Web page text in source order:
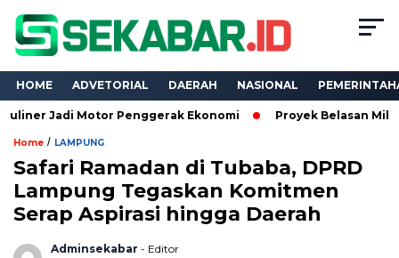
HOME ADVETORIAL DAERAH NASIONAL
Motor Penggerak Ekonomi Proyek Belasan Miliar Dinas
Home / LAMPUNG
Safari Ramadan di Tubaba, DPRD
Lampung Tegaskan Komitmen
Serap Aspirasi hingga Daerah
Adminsekabar - Editor